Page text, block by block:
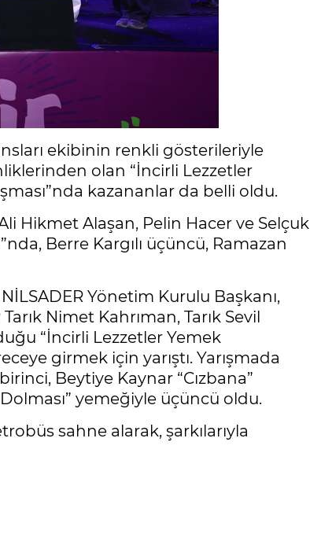
ekibinin renkli gösterileriyle
olan “İncirli Lezzetler
kazananlar da belli oldu.
Hikmet Alaşan, Pelin Hacer ve Selçuk
Berre Kargılı üçüncü, Ramazan
Yönetim Kurulu Başkanı,
Nimet Kahrıman, Tarık Sevil
“İncirli Lezzetler Yemek
girmek için yarıştı. Yarışmada
Beytiye Kaynar “Cızbana”
yemeğiyle üçüncü oldu.
sahne alarak, şarkılarıyla